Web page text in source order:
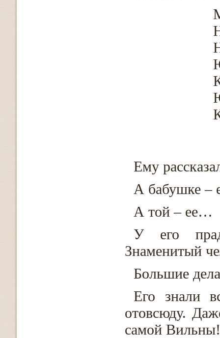
Ему
А бабушке –
А той – ее…
У его
Знаменитый
Большие
Его знали
отовсюду.
самой Вильны!